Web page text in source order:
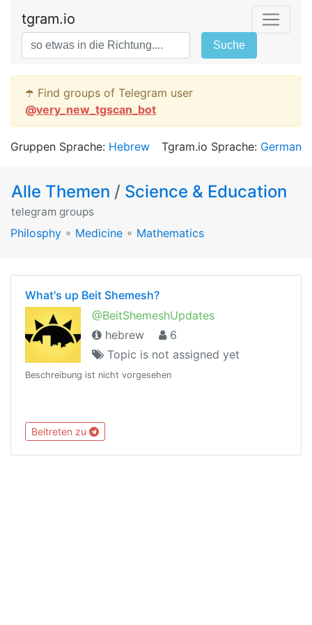
tgram.io
Suche
☂️ Find groups of Telegram user
@very_new_tgscan_bot
Gruppen Sprache: Hebrew Tgram.io Sprache: German
Alle Themen / Science & Education
telegram groups
Philosphy ∘ Medicine ∘ Mathematics
What's up Beit Shemesh?
@BeitShemeshUpdates
hebrew
6
Topic is not assigned yet
Beschreibung ist nicht vorgesehen
Beitreten zu